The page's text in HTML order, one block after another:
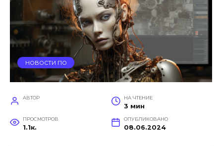
НОВОСТИ ПО
АВТОР НА ЧТЕНИЕ
3 мин
ПРОСМОТРОВ
1.1к.
ОПУБЛИКОВАНО
08.06.2024